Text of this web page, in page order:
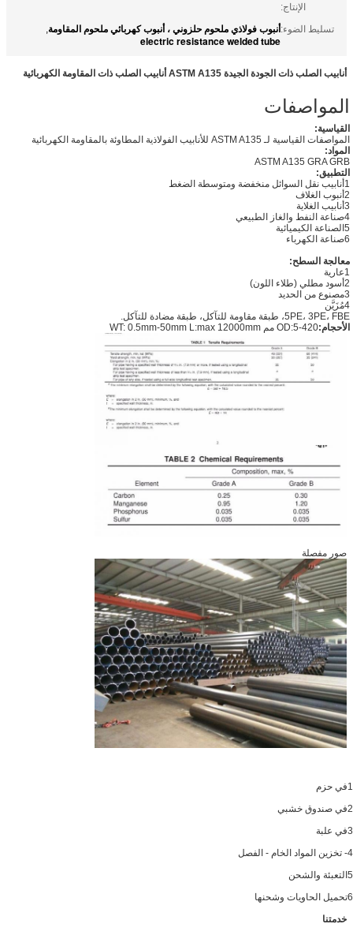
الإنتاج:
تسليط الضوء:أنبوب فولاذي ملحوم حلزوني ، أنبوب كهربائي ملحوم المقاومة,
electric resistance welded tube
أنابيب الصلب ذات الجودة الجيدة ASTM A135 أنابيب الصلب ذات المقاومة الكهربائية
المواصفات
القياسية:
المواصفات القياسية لـ ASTM A135 للأنابيب الفولاذية المطاوئة بالمقاومة الكهربائية
المواد:
ASTM A135 GRA GRB
التطبيق:
1أنابيب نقل السوائل منخفضة ومتوسطة الضغط
2أنبوب الغلاف
3أنابيب الغلاية
4صناعة النفط والغاز الطبيعي
5الصناعة الكيميائية
6صناعة الكهرباء
معالجة السطح:
1عارية
2أسود مطلي (طلاء اللون)
3مصنوع من الحديد
4مُزَيَّن
5PE، 3PE، FBE، طبقة مقاومة للتآكل، طبقة مضادة للتآكل.
الأحجام:OD:5-420 مم WT: 0.5mm-50mm L:max 12000mm
صور مفصلة
1في حزم
2في صندوق خشبي
3في علبة
4- تخزين المواد الخام - الفصل
5التعبئة والشحن
6تحميل الحاويات وشحنها
خدمتنا